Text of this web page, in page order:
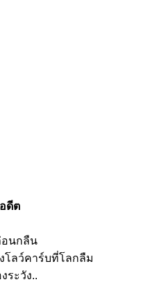
ดีต
อนกลืน
โลว์คาร์บที่โลกลืม
ระวัง..